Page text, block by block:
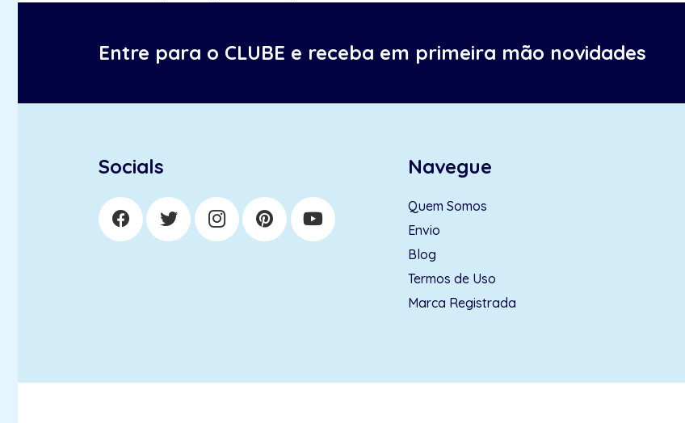
Entre para o CLUBE e receba em primeira mão novidades
Socials Navegue
Quem Somos
Envio
Blog
Termos de Uso
Marca Registrada